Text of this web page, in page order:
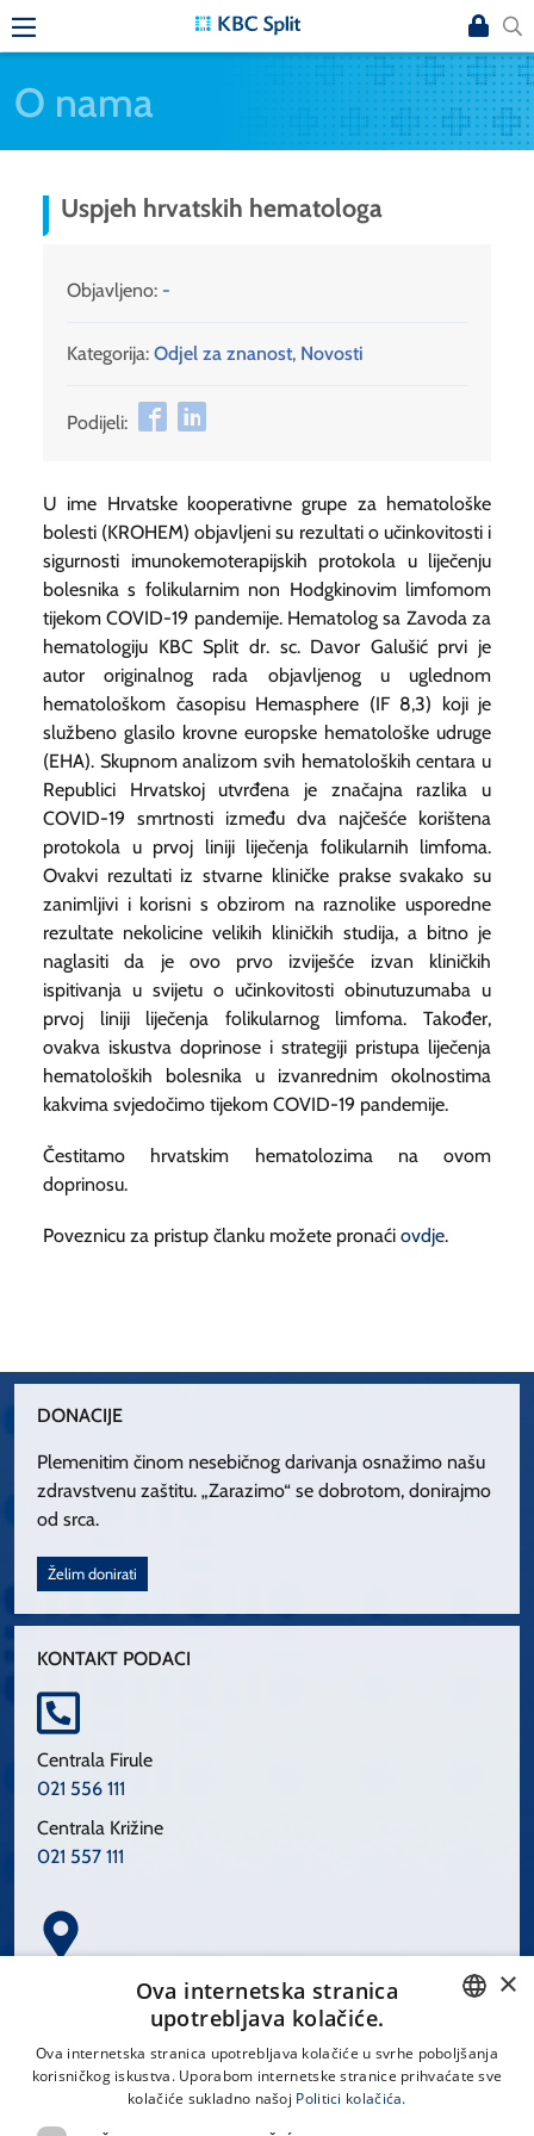
O nama
Uspjeh hrvatskih hematologa
Objavljeno: -
Kategorija: Odjel za znanost, Novosti
Podijeli:
U ime Hrvatske kooperativne grupe za hematološke
bolesti (KROHEM) objavljeni su rezultati o učinkovitosti i
sigurnosti imunokemoterapijskih protokola u liječenju
bolesnika s folikularnim non Hodgkinovim limfomom
tijekom COVID-19 pandemije. Hematolog sa Zavoda za
hematologiju KBC Split dr. sc. Davor Galušić prvi je
autor originalnog rada objavljenog u uglednom
hematološkom časopisu Hemasphere (IF 8,3) koji je
službeno glasilo krovne europske hematološke udruge
(EHA). Skupnom analizom svih hematoloških centara u
Republici Hrvatskoj utvrđena je značajna razlika u
COVID-19 smrtnosti između dva najčešće korištena
protokola u prvoj liniji liječenja folikularnih limfoma.
Ovakvi rezultati iz stvarne kliničke prakse svakako su
zanimljivi i korisni s obzirom na raznolike usporedne
rezultate nekolicine velikih kliničkih studija, a bitno je
naglasiti da je ovo prvo izviješće izvan kliničkih
ispitivanja u svijetu o učinkovitosti obinutuzumaba u
prvoj liniji liječenja folikularnog limfoma. Također,
ovakva iskustva doprinose i strategiji pristupa liječenja
hematoloških bolesnika u izvanrednim okolnostima
kakvima svjedočimo tijekom COVID-19 pandemije.
Čestitamo hrvatskim hematolozima na ovom
doprinosu.
Poveznicu za pristup članku možete pronaći ovdje.
DONACIJE
Plemenitim činom nesebičnog darivanja osnažimo našu
zdravstvenu zaštitu. „Zarazimo“ se dobrotom, donirajmo
od srca.
Želim donirati
KONTAKT PODACI
Centrala Firule
021 556 111
Centrala Križine
021 557 111
Spinčićeva 1, 21000 Split
CROATIAN
×
Ova internetska stranica
upotrebljava kolačiće.
Ova internetska stranica upotrebljava kolačiće u svrhe poboljšanja
korisničkog iskustva. Uporabom internetske stranice prihvaćate sve
kolačiće sukladno našoj Politici kolačića.